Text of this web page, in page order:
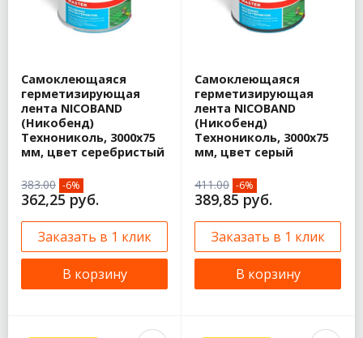
Самоклеющаяся
герметизирующая
лента NICOBAND
(Никобенд)
Технониколь, 3000х75
мм, цвет серебристый
383.00 -6%
362,25 руб.
Заказать в 1 клик
В корзину
Самоклеющаяся
герметизирующая
лента NICOBAND
(Никобенд)
Технониколь, 3000х75
мм, цвет серый
411.00 -6%
389,85 руб.
Заказать в 1 клик
В корзину